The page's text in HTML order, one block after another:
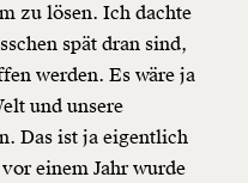
zu lösen. Ich dachte
spät dran sind,
werden. Es wäre ja
und unsere
Das ist ja eigentlich
einem Jahr wurde